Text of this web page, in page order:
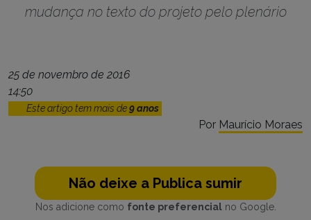
mudança no texto do projeto pelo plenário
25 de novembro de 2016
14:50
Este artigo tem mais de9 anos
Por Maurício Moraes
Não deixe a Publica sumir
Nos adicione como fonte preferencialno Google.